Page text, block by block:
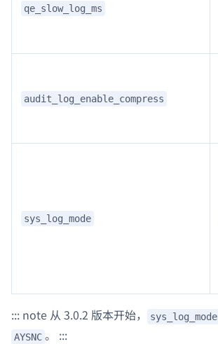
qe_slow_log_ms
audit_log_enable_compress
sys_log_mode
::: note 从 3.0.2 版本开始， sys_log_mode
AYSNC 。 :::